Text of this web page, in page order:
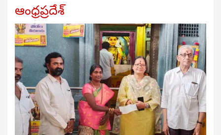
ఆంధ్రప్రదేశ్